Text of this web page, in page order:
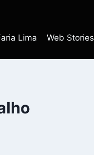
Lima Web Stories